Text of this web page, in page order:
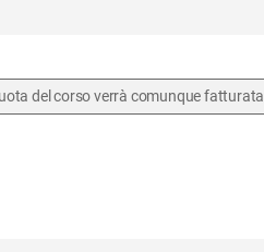
del corso verrà comunque fatturata